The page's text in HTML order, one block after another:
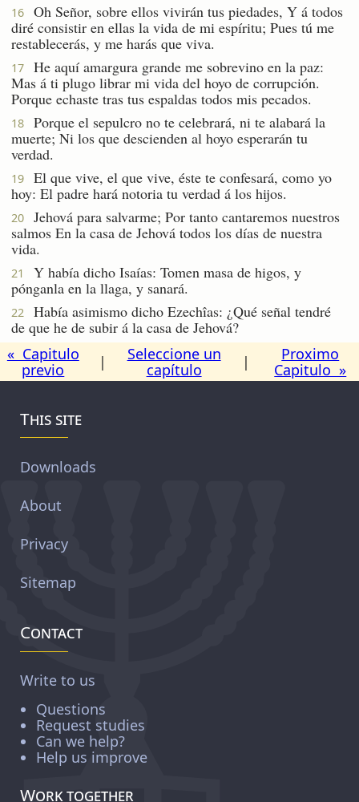
16
Oh Señor, sobre ellos vivirán tus piedades, Y á todos
diré consistir en ellas la vida de mi espíritu; Pues tú me
restablecerás, y me harás que viva.
17
He aquí amargura grande me sobrevino en la paz:
Mas á ti plugo librar mi vida del hoyo de corrupción.
Porque echaste tras tus espaldas todos mis pecados.
18
Porque el sepulcro no te celebrará, ni te alabará la
muerte; Ni los que descienden al hoyo esperarán tu
verdad.
19
El que vive, el que vive, éste te confesará, como yo
hoy: El padre hará notoria tu verdad á los hijos.
20
Jehová para salvarme; Por tanto cantaremos nuestros
salmos En la casa de Jehová todos los días de nuestra
vida.
21
Y había dicho Isaías: Tomen masa de higos, y
pónganla en la llaga, y sanará.
22
Había asimismo dicho Ezechîas: ¿Qué señal tendré
de que he de subir á la casa de Jehová?
« Capitulo
previo
|
Seleccione un
capítulo
|
Proximo
Capitulo »
This site
Downloads
About
Privacy
Sitemap
Contact
Write to us
Questions
Request studies
Can we help?
Help us improve
Work together